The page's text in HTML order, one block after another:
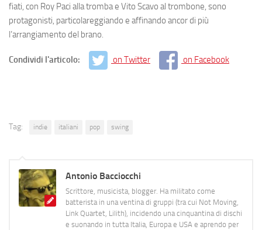
fiati, con Roy Paci alla tromba e Vito Scavo al trombone, sono
protagonisti, particolareggiando e affinando ancor di più
l’arrangiamento del brano.
Condividi l'articolo: on Twitter on Facebook
Tag: indie italiani pop swing
Antonio Bacciocchi
Scrittore, musicista, blogger. Ha militato come
batterista in una ventina di gruppi (tra cui Not Moving,
Link Quartet, Lilith), incidendo una cinquantina di dischi
e suonando in tutta Italia, Europa e USA e aprendo per